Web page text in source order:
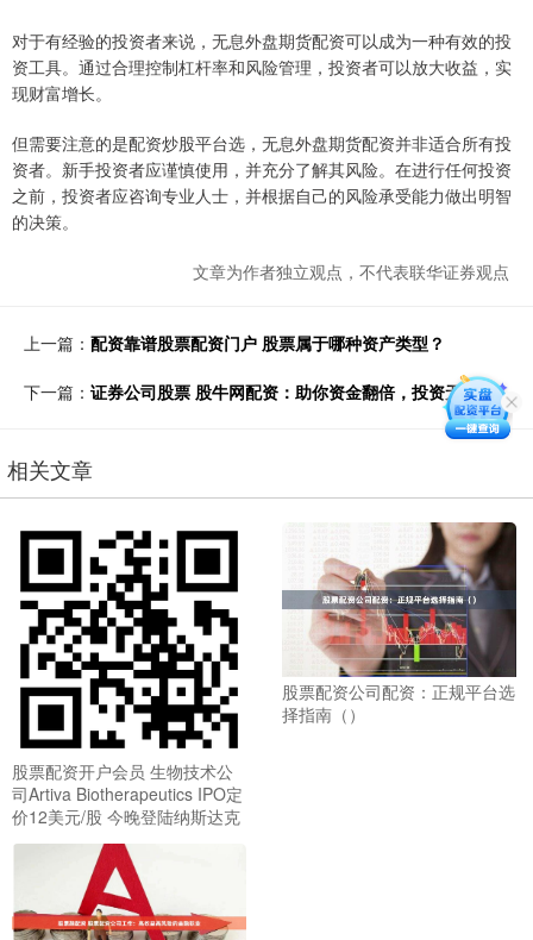
对于有经验的投资者来说，无息外盘期货配资可以成为一种有效的投
资工具。通过合理控制杠杆率和风险管理，投资者可以放大收益，实
现财富增长。
但需要注意的是配资炒股平台选，无息外盘期货配资并非适合所有投
资者。新手投资者应谨慎使用，并充分了解其风险。在进行任何投资
之前，投资者应咨询专业人士，并根据自己的风险承受能力做出明智
的决策。
文章为作者独立观点，不代表联华证券观点
上一篇： 配资靠谱股票配资门户 股票属于哪种资产类型？
下一篇： 证券公司股票 股牛网配资：助你资金翻倍，投资无忧
相关文章
股票配资开户会员 生物技术公
司Artiva Biotherapeutics IPO定
价12美元/股 今晚登陆纳斯达克
股票配资公司配资：正规平台选
择指南（）